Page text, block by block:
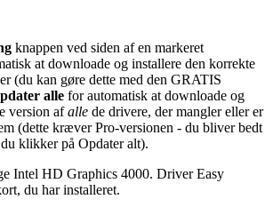
knappen ved siden af ​​en markeret
at downloade og installere den korrekte
(du kan gøre dette med den GRATIS
alle for automatisk at downloade og
version af alle de drivere, der mangler eller er
(dette kræver Pro-versionen - du bliver bedt
klikker på Opdater alt).
Intel HD Graphics 4000. Driver Easy
du har installeret.